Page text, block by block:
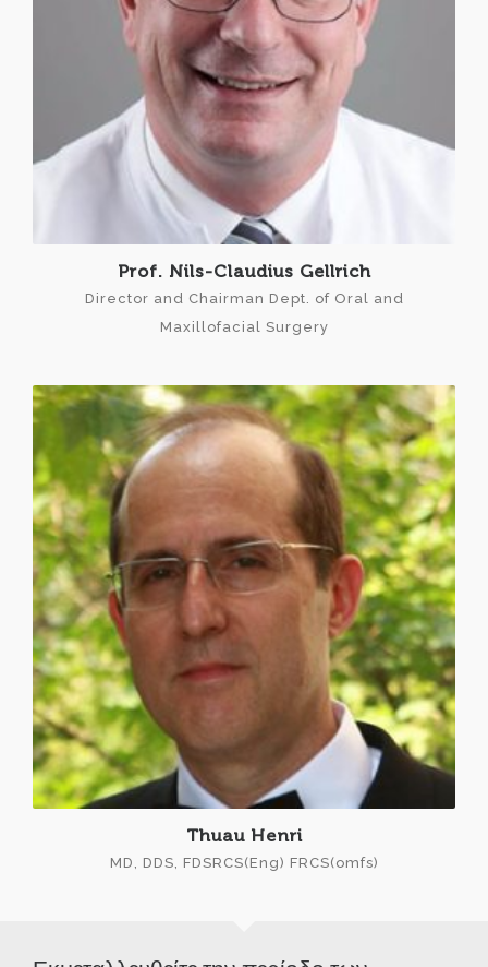
Prof. Nils-Claudius Gellrich
Director and Chairman Dept. of Oral and
Maxillofacial Surgery
Thuau Henri
MD, DDS, FDSRCS(Eng) FRCS(omfs)